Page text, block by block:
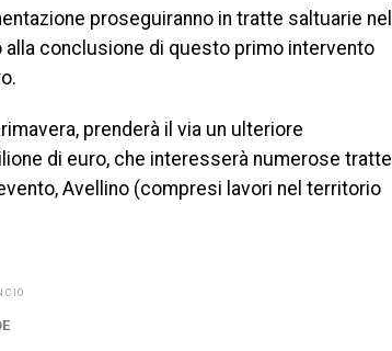
proseguiranno in tratte saltuarie nel
alla conclusione di questo primo intervento
prenderà il via un ulteriore
di euro, che interesserà numerose tratte
Avellino (compresi lavori nel territorio